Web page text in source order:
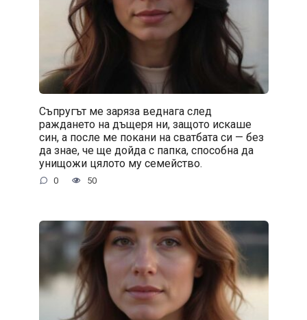
Съпругът ме заряза веднага след
раждането на дъщеря ни, защото искаше
син, а после ме покани на сватбата си — без
да знае, че ще дойда с папка, способна да
унищожи цялото му семейство.
0 50